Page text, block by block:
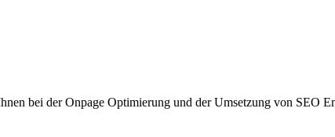
bei der Onpage Optimierung und der Umsetzung von SEO